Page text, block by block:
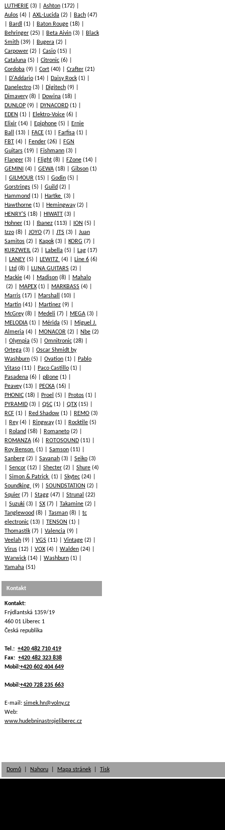
LUTHERIE (3) Ashton (172)
Aulos (4) AXL-Lucida (2) Bach (47)
Bardl (1) Baton Rouge (18)
Behringer (25) Beta Aivin (3)
Black
Smith (39) Bugera (2)
Carpower (2) Casio (15)
Cataluna (5) Citronic (6)
Cordoba (9) Cort (40) Crafter (21)
D'Addario (14) Daisy Rock (1)
Danelectro (3) Digitech (9)
Dimavery(8) Dowina (18)
DUNLOP (9) DYNACORD (1)
EDEN (1) Elektro-Voice (6)
Elixir (14) Epiphone (5)
Ernie
Ball
(13) FACE (1) Farfisa (1)
FBT (4) Fender (26)
FGN
Guitars (19) Fishmann (3)
Flanger (3) Flight (8) FZone (14)
GEMINI
(4) GEWA (18) Gibson (1)
GILMOUR (15) Godin (5)
Gorstrings (5) Guild (2)
Hammond (1) Hartke (3)
Hawthorne (1) Hemingway(2)
HENRY'S (18) HIWATT (3)
Hohner (1) Ibanez (113) ION (5)
Izzo (8) JOYO (7) JTS (3)
Juan
Samitos (2) Kapok (3) KORG (7)
KURZWEIL (2) Labella (5) Lag (17)
LANEY (5) LEWITZ (4) Line 6 (6)
Ltd (8) LUNA GUITARS (2)
Mackie (4) Madison (8)
Mahalo
(2)
MAPEX (1) MARKBASS (4)
Marris (17) Marshall
(10)
Martin (41) Martinez (9)
McGrey(8) Medeli (7) MEGA (3)
MELODIA (1) Mérida (5)
Miguel J.
Almeria (4) MONACOR (2) Nbe (2)
Olympia (5) Omnitronic (28)
Ortega (3)
Oscar Shmidt by
Washburn (5) Ovation (1)
Pablo
Vitaso (11) Paco Castillo (1)
Pasadena (6) pBone (1)
Peavey(13) PECKA (16)
PHONIC (18) Proel (5) Protos (1)
PYRAMID (3) QSC (1) QTX (15)
RCF (1) Red Shadow (1) REMO (3)
Rey(4) Ringway(1) Rocktile (5)
Roland (58) Romaneto (2)
ROMANZA (6) ROTOSOUND (11)
Roy Benson (1) Samson (11)
Sanberg (2) Savanah (3) Seiko (3)
Sencor (12) Shecter (2) Shure (4)
Simon & Patrick (1) Skytec (24)
Soundking (9) SOUNDSTATION (2)
Squier (7) Stagg (47) Strunal (22)
Suzuki (3) SX (7) Takamine (2)
Tanglewood (8) Tasman (8)
tc
electronic (13) TENSON (1)
Thomastik (7) Valencia (9)
Veelah (9) VGS (11) Vintage (2)
Virus (12) VOX (4) Walden (24)
Warwick (14) Washburn (1)
Yamaha (51)
Kontakt
Kontakt:
Frýdlantská 1359/19
460 01 Liberec 1
Česká republika
Tel.: +420 482 710 419
Fax: +420 482 323 838
Mobil:+420 602 404 649
Mobil:+420 728 235 663
E-mail: simek.hn@volny.cz
Web:
www.hudebninastrojeliberec.cz
Domů Nahoru Mapa stránek Tisk